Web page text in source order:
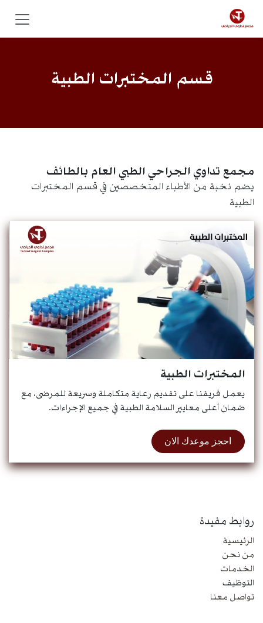
تخطي للذهاب إلى المحتوى
قسم المختبرات الطبية
مجمع تداوي الجراحي الطبي العام بالطائف
يضم نخبة من الأطباء المتخصصين في قسم المختبرات
الطبية
المختبرات الطبية
يعمل فريقنا على تقديم رعاية متكاملة وسريعة للمرضى، مع
ضمان أعلى معايير السلامة الطبية في جميع الإجراءات.
احجز موعدك الان
روابط مفيدة
الرئيسية
من نحن
الخدمات
التوظيف
تواصل معنا